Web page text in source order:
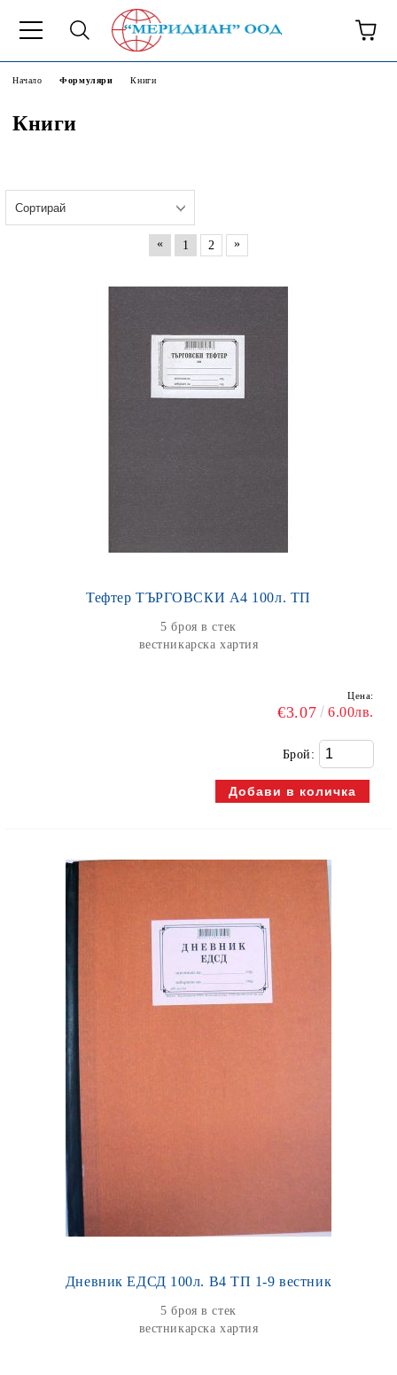
Начало Формуляри Книги
Книги
« 1 2 »
Тефтер ТЪРГОВСКИ А4 100л. ТП
5 броя в стек
вестникарска хартия
Цена:
€3.07 6.00лв.
Брой:
Дневник ЕДСД 100л. В4 ТП 1-9 вестник
5 броя в стек
вестникарска хартия